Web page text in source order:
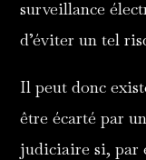
surveillance
d’éviter un tel
Il peut donc
être écarté par
judiciaire si, par